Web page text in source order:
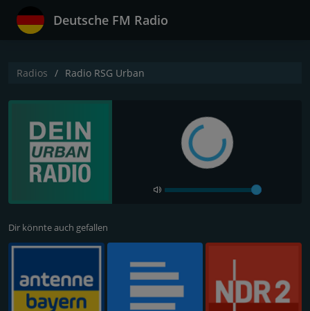
Deutsche FM Radio
Radios Radio RSG Urban
Dir könnte auch gefallen